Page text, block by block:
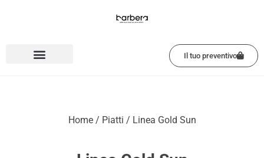
Il tuo preventivo
Home/ Piatti / Linea Gold Sun